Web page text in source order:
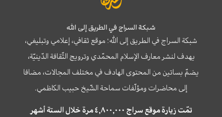
شبكة السراج في الطريق إلى الله
شبكة السراج في الطريق إلى الله؛ موقع ثقافي، إعلامي وتبليغي،
يهدف لنشر معارف الإسلام المحمّدي وترويج الثّقافة الدّينيّة،
يضمّ بساتين من المحتوى الهادف في مختلف المجالات، مضافا
إلى محاضرات ومؤلّفات سماحة الشّيخ حبيب الكاظمي.
تمّت زيارة موقع سراج ٤,٨٠٠,٠٠٠ مرة خلال الستة أشهر